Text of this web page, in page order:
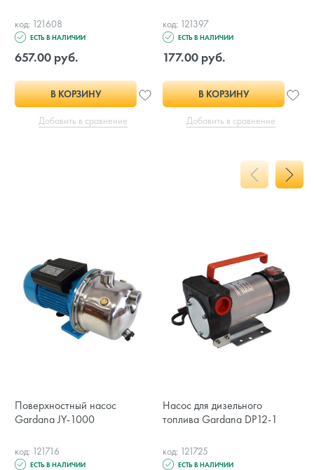
код: 121608
ЕСТЬ В НАЛИЧИИ
657.00 руб.
В КОРЗИНУ
Добавить в сравнение
код: 121397
ЕСТЬ В НАЛИЧИИ
177.00 руб.
В КОРЗИНУ
Добавить в сравнение
Поверхностный насос
Gardana JY-1000
код: 121716
ЕСТЬ В НАЛИЧИИ
Насос для дизельного
топлива Gardana DP12-1
код: 121725
ЕСТЬ В НАЛИЧИИ